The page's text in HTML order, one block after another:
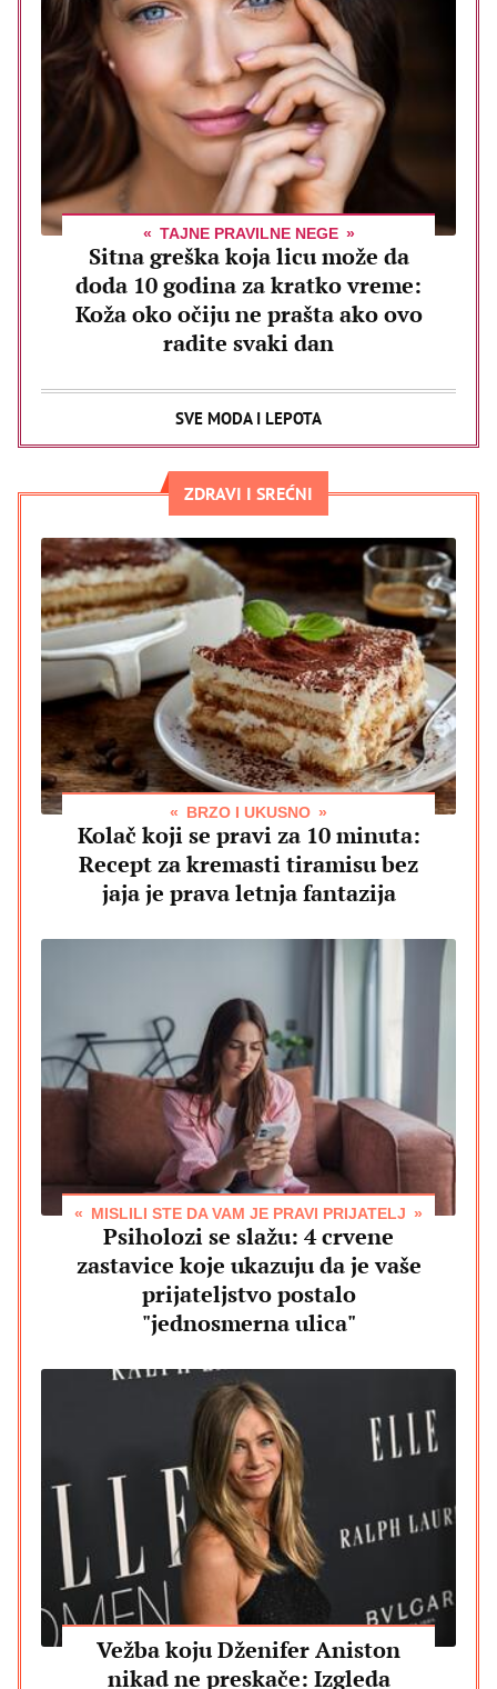
TAJNE PRAVILNE NEGE
Sitna greška koja licu može da
doda 10 godina za kratko vreme:
Koža oko očiju ne prašta ako ovo
radite svaki dan
SVE MODA I LEPOTA
ZDRAVI I SREĆNI
BRZO I UKUSNO
Kolač koji se pravi za 10 minuta:
Recept za kremasti tiramisu bez
jaja je prava letnja fantazija
MISLILI STE DA VAM JE PRAVI PRIJATELJ
Psiholozi se slažu: 4 crvene
zastavice koje ukazuju da je vaše
prijateljstvo postalo
"jednosmerna ulica"
Vežba koju Dženifer Aniston
nikad ne preskače: Izgleda